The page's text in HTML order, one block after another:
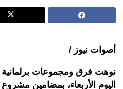
أصوات نيوز /
نوهت فرق ومجموعات